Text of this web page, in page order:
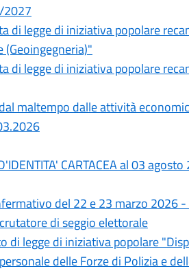
2027
di legge di iniziativa popolare
di legge di iniziativa popolare
maltempo dalle attività
CARTACEA al 03
del 22 e 23 marzo 2026
di seggio elettorale
di legge di iniziativa popolare
delle Forze di Polizia e